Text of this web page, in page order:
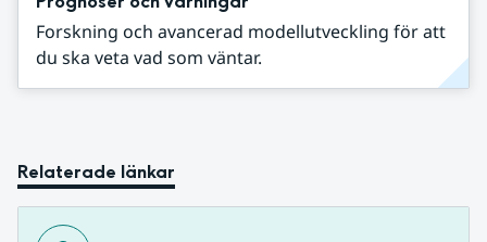
Forskning och avancerad modellutveckling för att
du ska veta vad som väntar.
Relaterade länkar